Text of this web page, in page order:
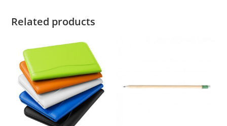
Related products